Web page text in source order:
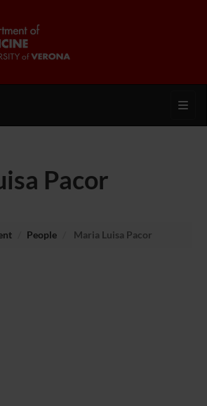
Pacor
People Maria Luisa Pacor